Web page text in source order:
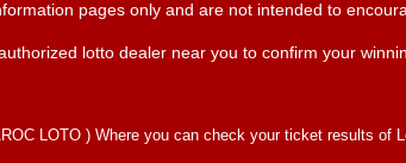
pages only and are not intended to
lotto dealer near you to confirm your
LOTO ) Where you can check your ticket results of